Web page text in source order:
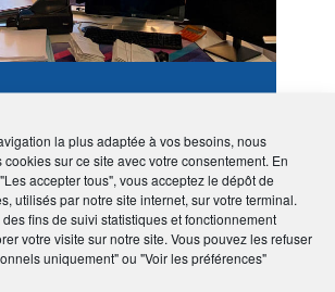
la plus adaptée à vos besoins, nous
sur ce site avec votre consentement. En
accepter tous", vous acceptez le dépôt de
utilisés par notre site internet, sur votre terminal.
fins de suivi statistiques et fonctionnement
votre visite sur notre site. Vous pouvez les refuser
uniquement" ou "Voir les préférences"
grande
pour les clients !